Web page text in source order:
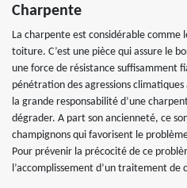
Charpente
La charpente est considérable
toiture. C’est une pièce qui assure le
une force de résistance suffisamment
pénétration des agressions
la grande responsabilité d’une
dégrader. A part son ancienneté, ce
champignons qui favorisent le
Pour prévenir la précocité de ce
l’accomplissement d’un traitement de